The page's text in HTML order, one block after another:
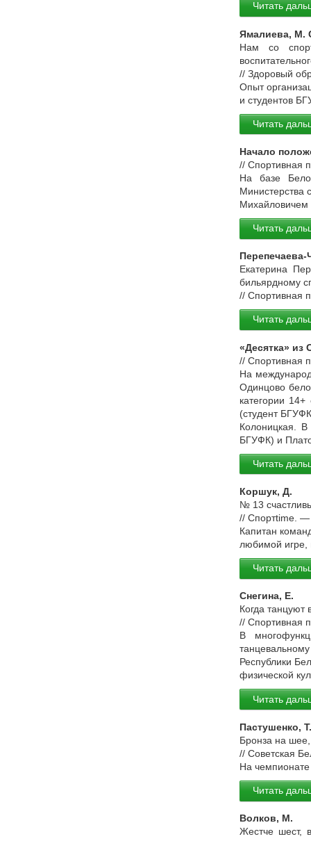
Читать
Ямалиева, М.
Нам со
// Здоровый
Опыт
и студентов
Читать
Начало
//
На базе
Министерства
Михайловичем
Читать
Перепечаева-
Екатерина
бильярдному
//
Читать
«Десятка» из
//
На
Одинцово
категории
(студент
Колоницкая.
БГУФК) и
Читать
Коршук, Д.
№ 13
// Спортtime.
Капитан
любимой игре,
Читать
Снегина, Е.
Когда танцуют
// Спортивная
В
Республики
физической
Читать
Пастушенко, Т.
Бронза на
// Советская
На
Читать
Волков, М.
Жестче шест,